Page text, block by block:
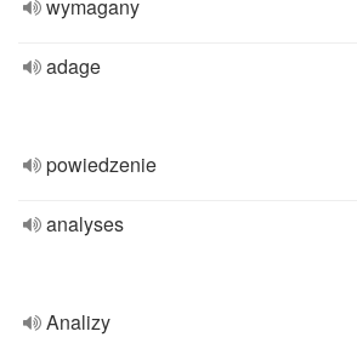
wymagany
adage
powiedzenie
analyses
Analizy